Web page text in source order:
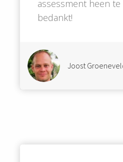
assessment heen
bedankt!
Joost